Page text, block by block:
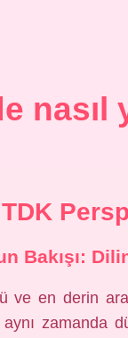
nasıl
TDK
Bakışı:
ve en derin
zamanda